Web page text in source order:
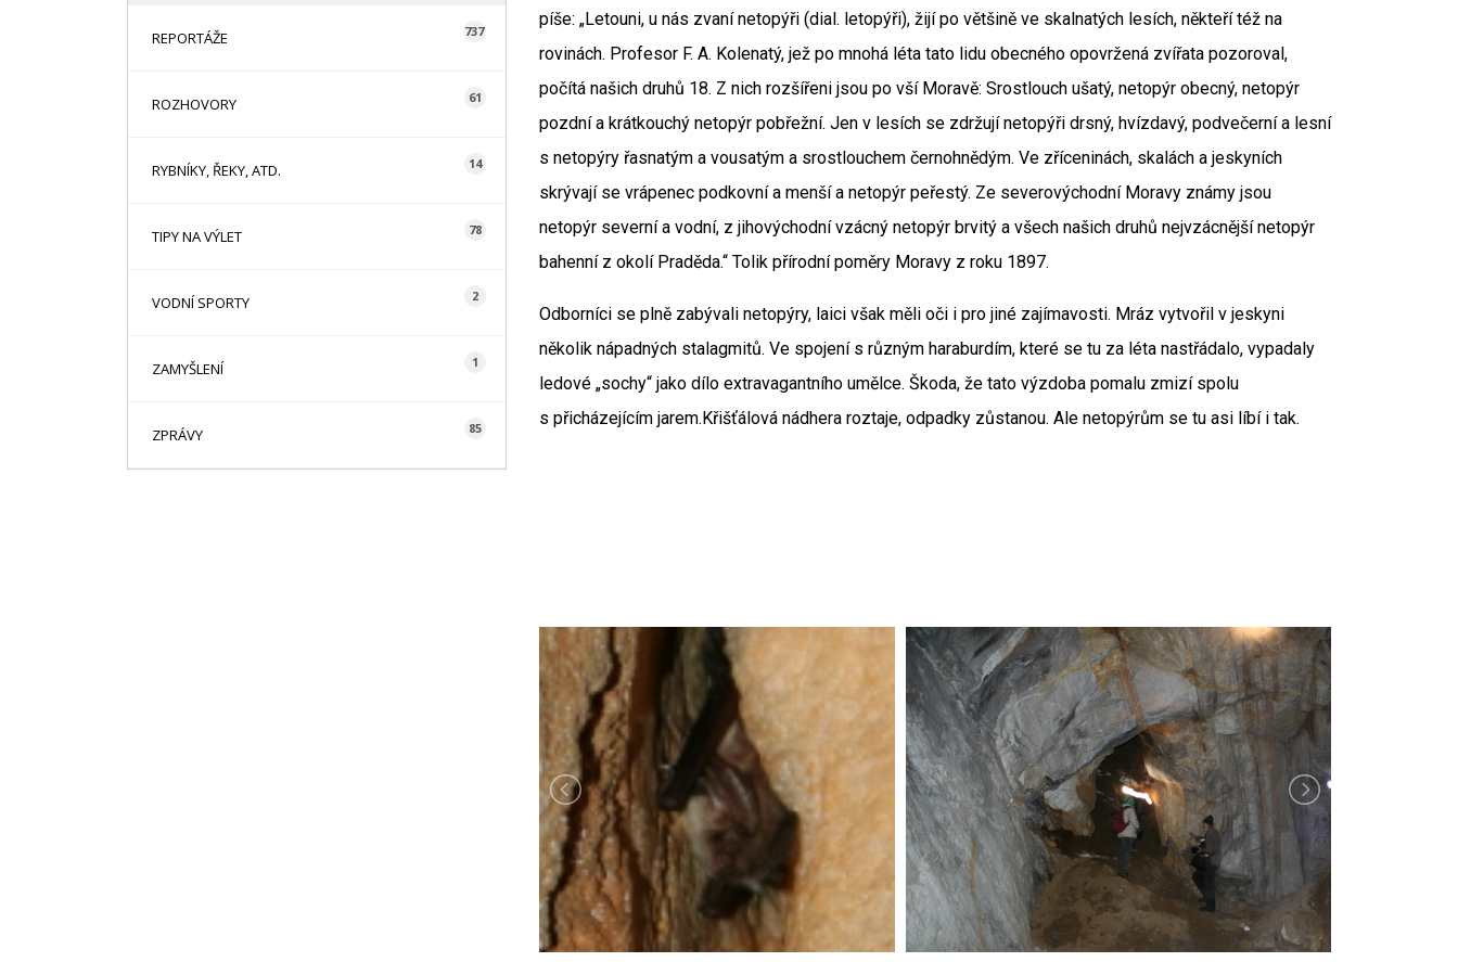
REPORTÁŽE 737
ROZHOVORY 61
RYBNÍKY, ŘEKY, ATD. 14
TIPY NA VÝLET 78
VODNÍ SPORTY 2
ZAMYŠLENÍ 1
ZPRÁVY 85
píše: „Letouni, u nás zvaní netopýři (dial. letopýři), žijí po většině ve skalnatých lesích, někteří též na
rovinách. Profesor F. A. Kolenatý, jež po mnohá léta tato lidu obecného opovržená zvířata pozoroval,
počítá našich druhů 18. Z nich rozšířeni jsou po vší Moravě: Srostlouch ušatý, netopýr obecný, netopýr
pozdní a krátkouchý netopýr pobřežní. Jen v lesích se zdržují netopýři drsný, hvízdavý, podvečerní a lesní
s netopýry řasnatým a vousatým a srostlouchem černohnědým. Ve zříceninách, skalách a jeskyních
skrývají se vrápenec podkovní a menší a netopýr peřestý. Ze severovýchodní Moravy známy jsou
netopýr severní a vodní, z jihovýchodní vzácný netopýr brvitý a všech našich druhů nejvzácnější netopýr
bahenní z okolí Praděda.“ Tolik přírodní poměry Moravy z roku 1897.
Odborníci se plně zabývali netopýry, laici však měli oči i pro jiné zajímavosti. Mráz vytvořil v jeskyni
několik nápadných stalagmitů. Ve spojení s různým haraburdím, které se tu za léta nastřádalo, vypadaly
ledové „sochy“ jako dílo extravagantního umělce. Škoda, že tato výzdoba pomalu zmizí spolu
s přicházejícím jarem.Křišťálová nádhera roztaje, odpadky zůstanou. Ale netopýrům se tu asi líbí i tak.